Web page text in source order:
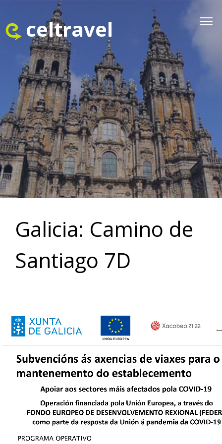
celtravel
Galicia: Camino de
Santiago 7D